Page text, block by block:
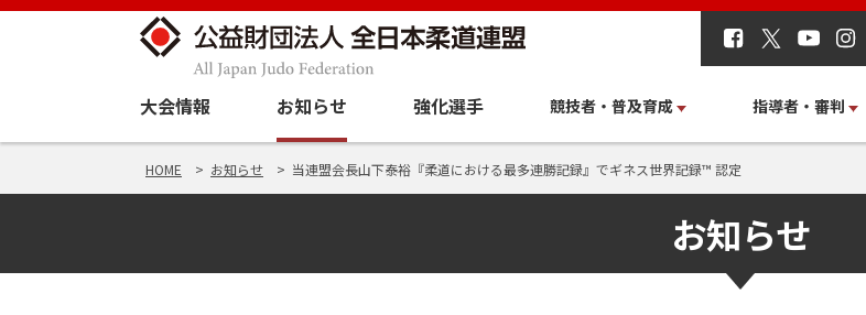
大会情報 お知らせ 強化選手 競技者・普及育成 指導者・審判
HOME お知らせ 当連盟会長山下泰裕『柔道における最多連勝記録』でギネス世界記録™ 認定
お知らせ